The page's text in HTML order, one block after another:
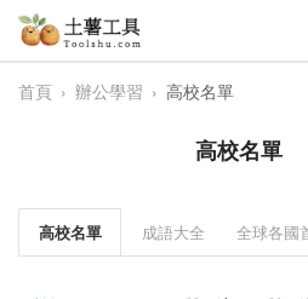
視頻處理
圖像處理
首頁 › 辦公學習 › 高校名單
高校名單
高校名單 成語大全 全球各國